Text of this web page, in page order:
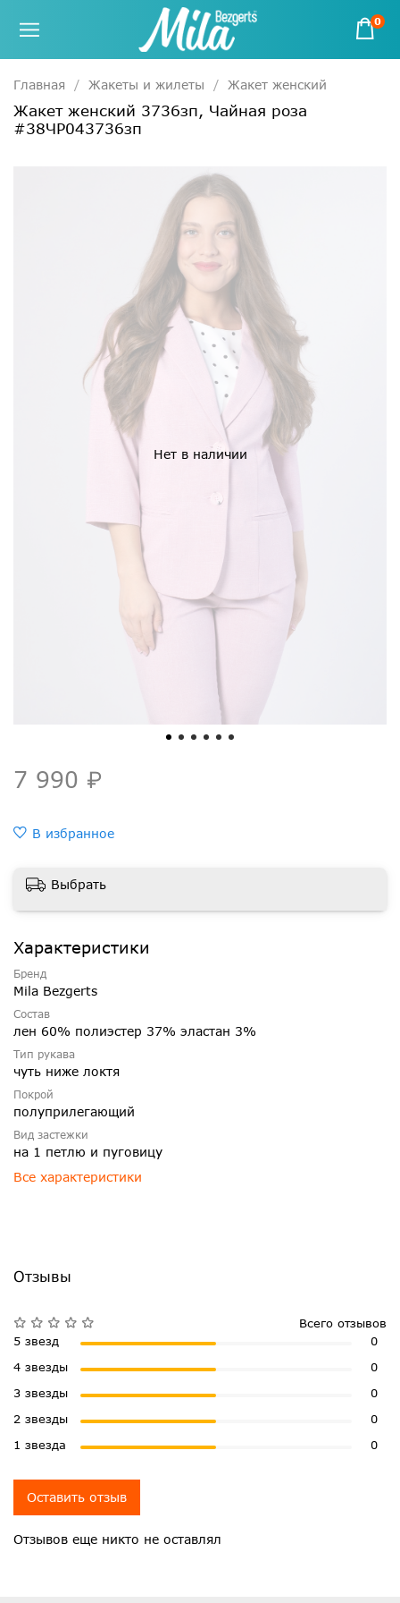
0
Главная Жакеты и жилеты Жакет женский
Жакет женский 3736зп, Чайная роза
#38ЧР043736зп
Нет в наличии
7 990 ₽
В избранное
Выбрать
Характеристики
Бренд
Mila Bezgerts
Состав
лен 60% полиэстер 37% эластан 3%
Тип рукава
чуть ниже локтя
Покрой
полуприлегающий
Вид застежки
на 1 петлю и пуговицу
Все характеристики
Отзывы
Отзывов еще никто не оставлял
Всего отзывов
5 звезд
0
4 звезды
0
3 звезды
0
2 звезды
0
1 звезда
0
Оставить отзыв